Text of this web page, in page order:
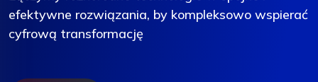
efektywne rozwiązania, by kompleksowo wspierać
cyfrową transformację
efektywne rozwiązania, by kompleksowo wspierać
cyfrową transformację
efektywne rozwiązania, by kompleksowo wspierać
cyfrową transformację